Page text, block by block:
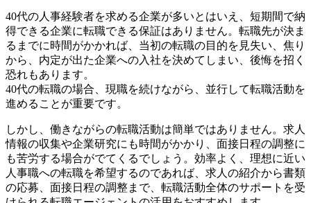
40代の人事経験者を求める企業が多いとはいえ、短期間で納
得できる企業に転職できる保証はありません。転職先が決ま
るまでに時間がかかれば、当初の転職の目的を見失い、焦り
から、内定が出た企業への入社を決めてしまい、後悔を招く
恐れもあります。
40代の転職の場合、現職を続けながら、並行して転職活動を
進めることが重要です。
しかし、働きながらの転職活動は簡単ではありません。求人
情報の収集や企業研究にも時間がかかり、面接日程の調整に
も苦労する場合がでてくるでしょう。効率よく、理想に近い
人事職への転職を希望するのであれば、求人の紹介から書類
の応募、面接日程の調整まで、転職活動全体のサポートを受